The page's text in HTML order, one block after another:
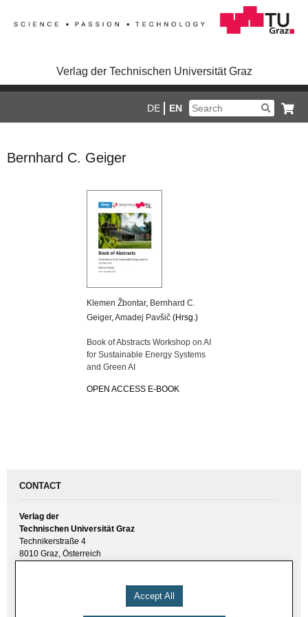
Verlag der Technischen Universität Graz
DE EN
Bernhard C. Geiger
Klemen Žbontar, Bernhard C.
Geiger, Amadej Pavšič(Hrsg.)
Book of Abstracts Workshop on AI
for Sustainable Energy Systems
and Green AI
OPEN ACCESS E-BOOK
CONTACT
Verlag der
Technischen Universität Graz
Technikerstraße 4
8010 Graz, Österreich
Accept All